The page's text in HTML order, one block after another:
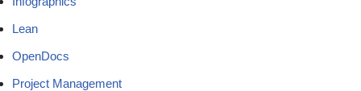
Lean
OpenDocs
Project Management